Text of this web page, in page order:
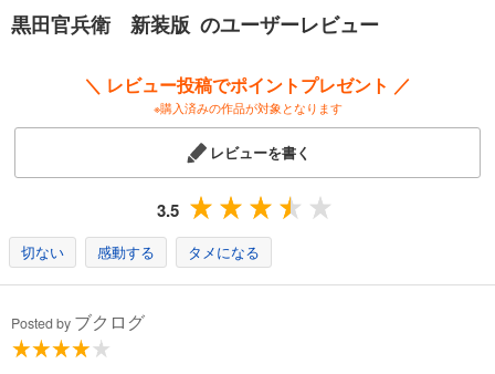
黒田官兵衛 新装版 のユーザーレビュー
＼ レビュー投稿でポイントプレゼント ／
※購入済みの作品が対象となります
レビューを書く
3.5
切ない 感動する タメになる
Posted by ブクログ